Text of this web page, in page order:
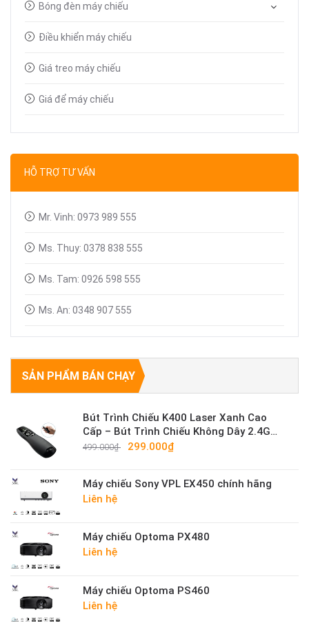
Bóng đèn máy chiếu
Điều khiển máy chiếu
Giá treo máy chiếu
Giá để máy chiếu
Bút trình chiếu
Linh kiện máy chiếu
HỖ TRỢ TƯ VẤN
Mr. Vinh: 0973 989 555
Ms. Thuy: 0378 838 555
Ms. Tam: 0926 598 555
Ms. An: 0348 907 555
SẢN PHẨM BÁN CHẠY
Bút Trình Chiếu K400 Laser Xanh Cao
Cấp – Bút Trình Chiếu Không Dây 2.4G
Sáng Mạnh
499.000₫ 299.000₫
Máy chiếu Sony VPL EX450 chính hãng
Liên hệ
Máy chiếu Optoma PX480
Liên hệ
Máy chiếu Optoma PS460
Liên hệ